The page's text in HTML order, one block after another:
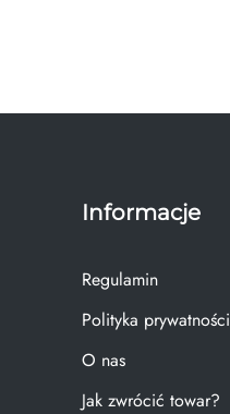
Informacje
Regulamin
Polityka prywatności
O nas
Jak zwrócić towar?